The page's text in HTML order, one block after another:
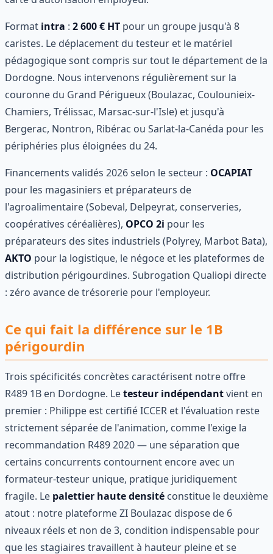
Format intra : 2 600 € HT pour un groupe jusqu'à 8
caristes. Le déplacement du testeur et le matériel
pédagogique sont compris sur tout le département de la
Dordogne. Nous intervenons régulièrement sur la
couronne du Grand Périgueux (Boulazac, Coulounieix-
Chamiers, Trélissac, Marsac-sur-l'Isle) et jusqu'à
Bergerac, Nontron, Ribérac ou Sarlat-la-Canéda pour les
périphéries plus éloignées du 24.
Financements validés 2026 selon le secteur : OCAPIAT
pour les magasiniers et préparateurs de
l'agroalimentaire (Sobeval, Delpeyrat, conserveries,
coopératives céréalières), OPCO 2i pour les
préparateurs des sites industriels (Polyrey, Marbot Bata),
AKTO pour la logistique, le négoce et les plateformes de
distribution périgourdines. Subrogation Qualiopi directe
: zéro avance de trésorerie pour l'employeur.
Ce qui fait la différence sur le 1B
périgourdin
Trois spécificités concrètes caractérisent notre offre
R489 1B en Dordogne. Letesteur indépendantvient en
premier : Philippe est certifié ICCER et l'évaluation reste
strictement séparée de l'animation, comme l'exige la
recommandation R489 2020 — une séparation que
certains concurrents contournent encore avec un
formateur-testeur unique, pratique juridiquement
fragile. Le palettier haute densité constitue le deuxième
atout : notre plateforme ZI Boulazac dispose de 6
niveaux réels et non de 3, condition indispensable pour
que les stagiaires travaillent à hauteur pleine et se